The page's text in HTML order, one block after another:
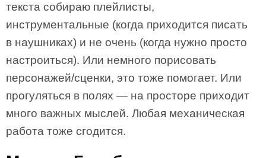
текста собираю плейлисты,
инструментальные (когда приходится писать
в наушниках) и не очень (когда нужно просто
настроиться). Или немного порисовать
персонажей/сценки, это тоже помогает. Или
прогуляться в полях — на просторе приходит
много важных мыслей. Любая механическая
работа тоже сгодится.